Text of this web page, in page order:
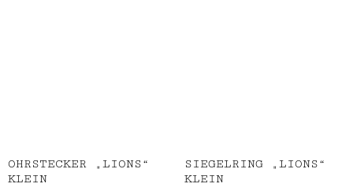
OHRSTECKER „LIONS“
KLEIN
SIEGELRING „LIONS“
KLEIN